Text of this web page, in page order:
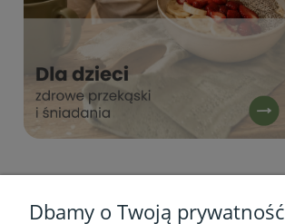
Dbamy o Twoją prywatność